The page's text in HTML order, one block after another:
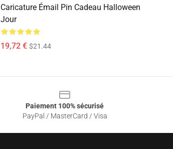
Caricature Émail Pin Cadeau Halloween
Jour
19,72 € $21.44
Paiement 100% sécurisé
PayPal / MasterCard / Visa